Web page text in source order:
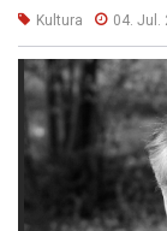
Kultura 04. Jul.